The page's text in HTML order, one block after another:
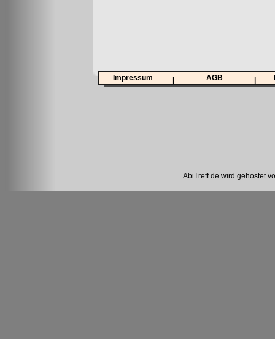
Impressum AGB
AbiTreff.de wird gehostet